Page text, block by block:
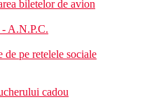
biletelor de avion
A.N.P.C.
de pe retelele sociale
cadou